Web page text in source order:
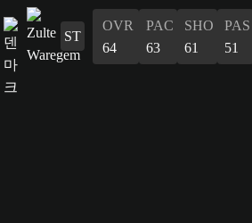
ST
OVR
64
PAC
63
SHO
61
PAS
51